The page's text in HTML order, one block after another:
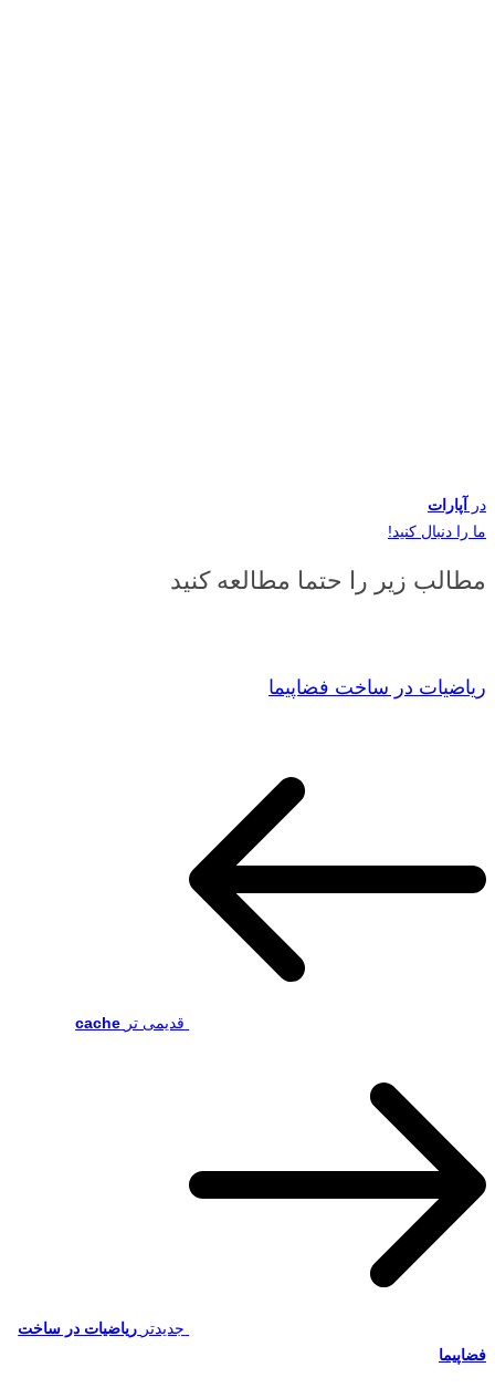
در
آپارات
ما را دنبال کنید!
مطالب زیر را حتما مطالعه کنید
ریاضیات در ساخت فضاپیما
قدیمی تر cache
جدیدتر ریاضیات در ساخت
فضاپیما